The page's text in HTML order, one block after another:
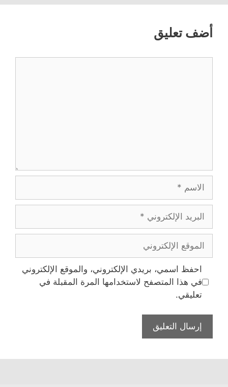
أضف تعليق
الاسم
البريد
الإلكتروني
الموقع
الإلكتروني
احفظ اسمي، بريدي الإلكتروني، والموقع الإلكتروني
في هذا المتصفح لاستخدامها المرة المقبلة في
تعليقي.